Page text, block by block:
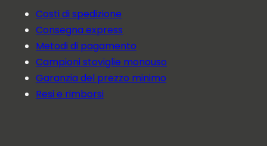
Costi di spedizione
Consegna express
Metodi di pagamento
Campioni stoviglie monouso
Garanzia del prezzo minimo
Resi e rimborsi